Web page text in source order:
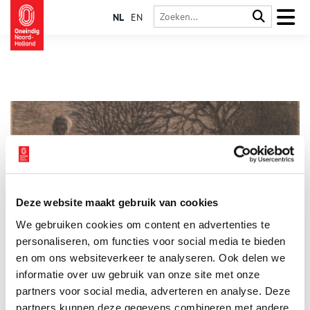
Deze website maakt gebruik van cookies
We gebruiken cookies om content en advertenties te
personaliseren, om functies voor social media te bieden
en om ons websiteverkeer te analyseren. Ook delen we
informatie over uw gebruik van onze site met onze
partners voor social media, adverteren en analyse. Deze
partners kunnen deze gegevens combineren met andere
NL EN
Gerrit Jacob Boekenoogen (1868-1930) besloot in 1893 en
1894 een oproep te plaatsen in verschillende kranten. Als
verzamelaar van oude volksverhalen vroeg hij of mensen hun
lokale sprookjes en sagen naar hem wilde opsturen. Hij zal
verrast hebben opgekeken van de honderden reacties. Vooral
van arts Cornelis Bakker (1863-1933) uit Broek in Waterland
ontving hij veel Noord-Hollandse volksverhalen, die op zijn